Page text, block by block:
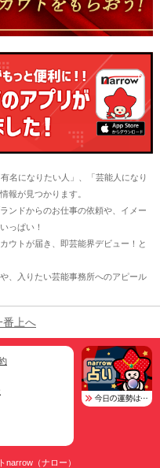
名になりたい人」、「芸能人になり
報が見つかります。
ンドからのお仕事の依頼や、イメー
っぱい！
ウトが届き、即芸能界デビュー！と
、入りたい芸能事務所へのアピール
番上へ
narrow（ナロー）